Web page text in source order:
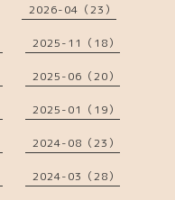
2026-04（23）
2025-11（18）
2025-06（20）
2025-01（19）
2024-08（23）
2024-03（28）